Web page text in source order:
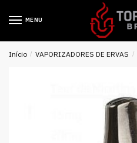
MENU
Início / VAPORIZADORES DE ERVAS /